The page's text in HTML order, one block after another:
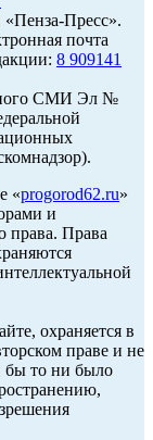
Пресс».
почта
8 909141
СМИ Эл №
«progorod62.ru»
и
права. Права
охраняется в
праве и не
бы то ни было